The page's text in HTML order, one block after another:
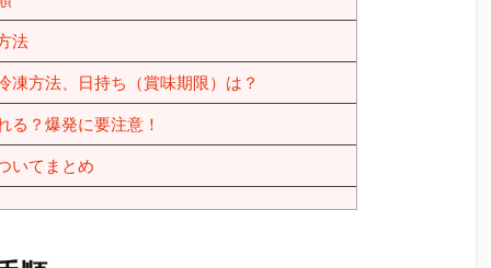
法
方法、日持ち（賞味期限）は？
？爆発に要注意！
いてまとめ